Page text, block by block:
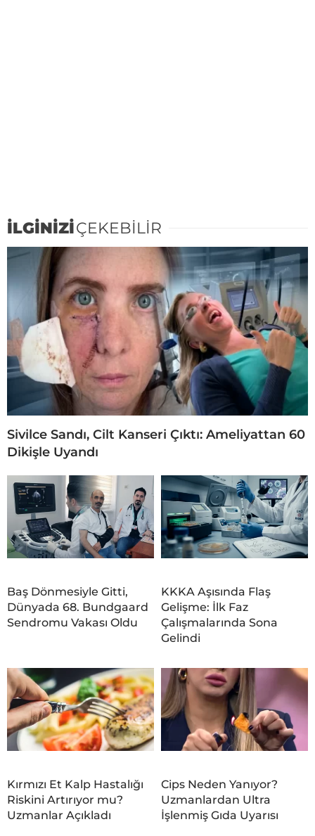
İLGİNİZİÇEKEBİLİR
Sivilce Sandı, Cilt Kanseri Çıktı: Ameliyattan 60
Dikişle Uyandı
Baş Dönmesiyle Gitti,
Dünyada 68. Bundgaard
Sendromu Vakası Oldu
KKKA Aşısında Flaş
Gelişme: İlk Faz
Çalışmalarında Sona
Gelindi
Kırmızı Et Kalp Hastalığı
Riskini Artırıyor mu?
Uzmanlar Açıkladı
Cips Neden Yanıyor?
Uzmanlardan Ultra
İşlenmiş Gıda Uyarısı